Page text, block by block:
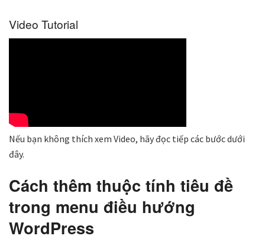
Video Tutorial
Nếu bạn không thích xem Video, hãy đọc tiếp các bước dưới
đây.
Cách thêm thuộc tính tiêu đề
trong menu điều hướng
WordPress